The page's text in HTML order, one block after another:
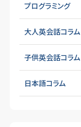
プログラミング
大人英会話コラム
子供英会話コラム
日本語コラム